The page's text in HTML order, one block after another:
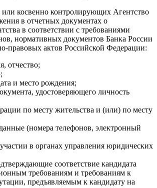
косвенно контролирующих Агентство
в отчетных документах о
в соответствии с требованиями
нормативных документов Банка России
правовых актов Российской Федерации:
отчество;
и место рождения;
удостоверяющего личность
по месту жительства и (или) по месту
(номера телефонов, электронный
в органах управления юридических
соответствие кандидата
требованиям и требованиям к
предъявляемым к кандидату на